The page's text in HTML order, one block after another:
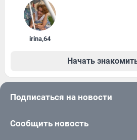
irina,64
Начать
Подписаться на новости
Сообщить новость